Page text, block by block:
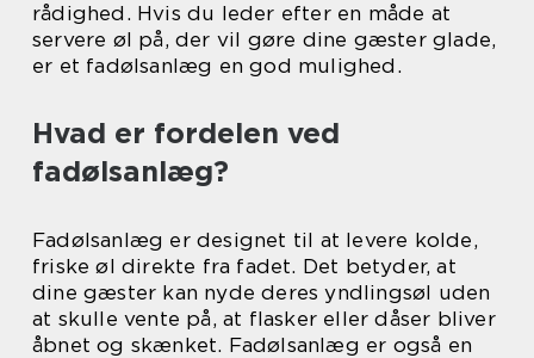
rådighed. Hvis du leder efter en måde at
servere øl på, der vil gøre dine gæster glade,
er et fadølsanlæg en god mulighed.
Hvad er fordelen ved
fadølsanlæg?
Fadølsanlæg er designet til at levere kolde,
friske øl direkte fra fadet. Det betyder, at
dine gæster kan nyde deres yndlingsøl uden
at skulle vente på, at flasker eller dåser bliver
åbnet og skænket. Fadølsanlæg er også en